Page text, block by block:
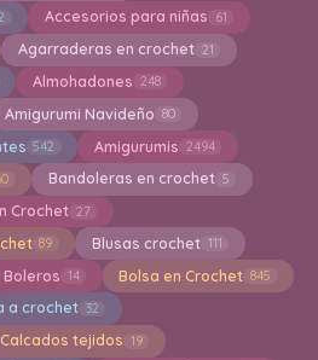
Accesorios para niñas 61
Agarraderas en crochet 21
Almohadones 248
Amigurumi Navideño 80
542 Amigurumis 2494
Bandoleras en crochet 5
Crochet 27
89 Blusas crochet 111
Boleros 14 Bolsa en Crochet 845
a crochet 32
Calcados tejidos 19